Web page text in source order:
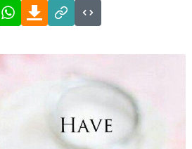
FacebookWhatsAppDownload
Link
Code